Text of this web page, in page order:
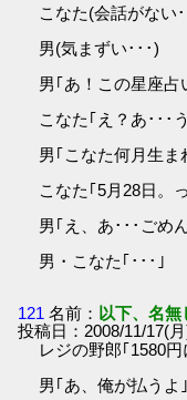
こなた(会話がない
男(気まずい･･･)
男｢あ！この星座占
こなた｢え？あ･･･
男｢こなた何月生ま
こなた｢5月28日。
男｢え、あ･･･ごめ
男・こなた｢･･･｣
121 名前： 以下、名
投稿日：2008/11/17(
レジの野郎｢1580
男｢あ、俺が払うよ｣